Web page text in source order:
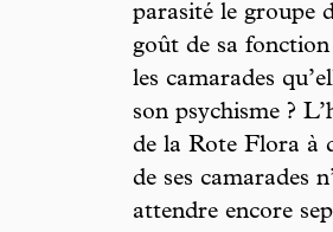
parasité le groupe
goût de sa fonction
les camarades
son psychisme ?
de la Rote Flora à
de ses camarades
attendre encore